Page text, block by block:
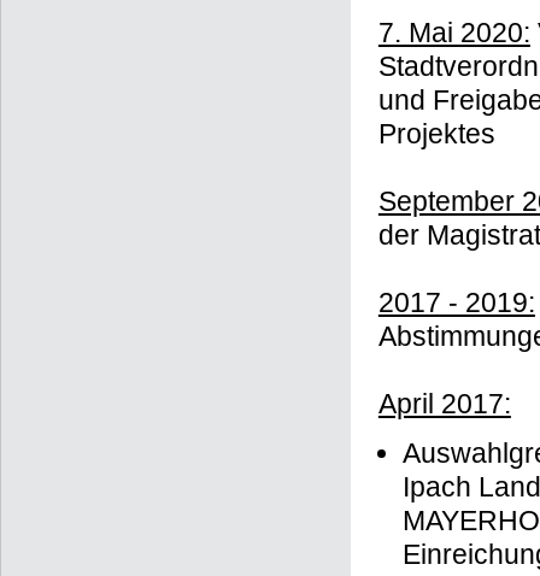
7. Mai 2020:
und
Projektes
September
der
2017 - 2019:
April 2017:
Ipach